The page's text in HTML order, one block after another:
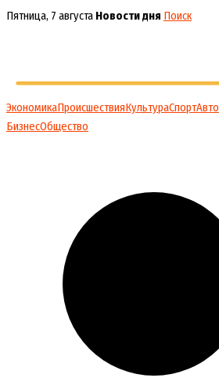
Перейти
Пятница, 7 августа Новости дня Поиск
ЭкономикаПроисшествияКультураСпортАвто
БизнесОбщество